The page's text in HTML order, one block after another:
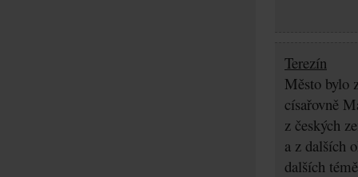
Terezín
Město bylo
císařovně
z českých
a z dalších
dalších